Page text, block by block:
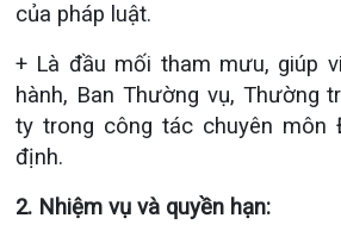
của pháp luật.
+ Là đầu mối tham mưu, giúp
hành, Ban Thường vụ, Thường
ty trong công tác chuyên môn
định.
2. Nhiệm vụ và quyền hạn: